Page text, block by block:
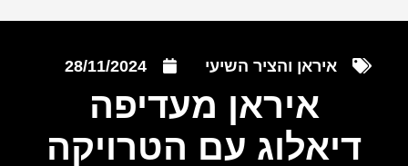
איראן והציר השיעי 28/11/2024
איראן מעדיפה
דיאלוג עם הטרויקה